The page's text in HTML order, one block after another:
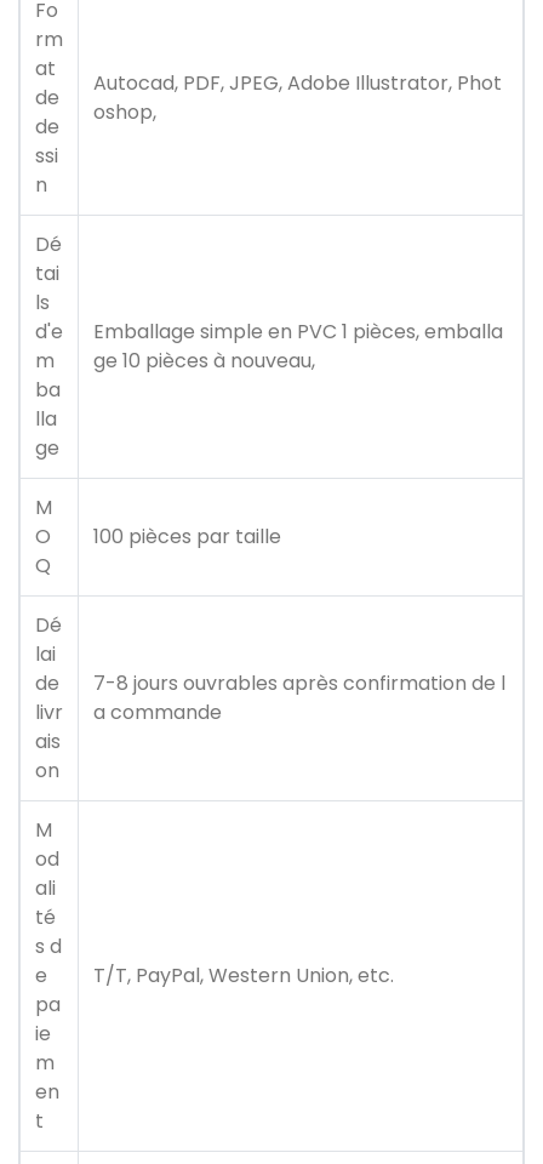
Fo
rm
at
de
de
ssi
n
Autocad, PDF, JPEG, Adobe Illustrator, Phot
oshop,
Dé
tai
ls
d'e
m
ba
lla
ge
Emballage simple en PVC 1 pièces, emballa
ge 10 pièces à nouveau,
M
O
Q
100 pièces par taille
Dé
lai
de
livr
ais
on
7-8 jours ouvrables après confirmation de l
a commande
M
od
ali
té
s d
e
pa
ie
m
en
t
T/T, PayPal, Western Union, etc.